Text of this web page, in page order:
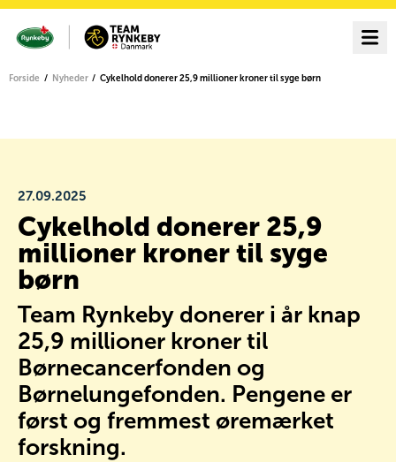
Forside Nyheder Cykelhold donerer 25,9 millioner kroner til syge børn
27.09.2025
Cykelhold donerer 25,9
millioner kroner til syge
børn
Team Rynkeby donerer i år knap
25,9 millioner kroner til
Børnecancerfonden og
Børnelungefonden. Pengene er
først og fremmest øremærket
forskning.